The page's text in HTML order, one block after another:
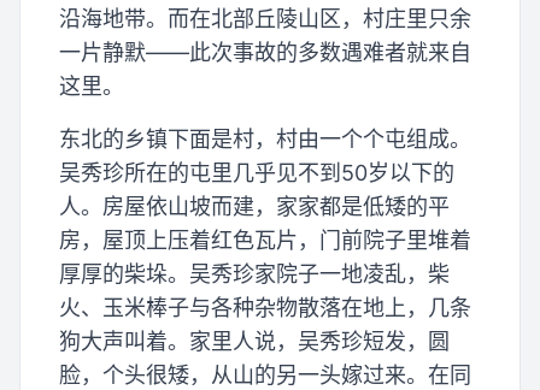
沿海地带。而在北部丘陵山区，村庄里只余
一片静默——此次事故的多数遇难者就来自
这里。
东北的乡镇下面是村，村由一个个屯组成。
吴秀珍所在的屯里几乎见不到50岁以下的
人。房屋依山坡而建，家家都是低矮的平
房，屋顶上压着红色瓦片，门前院子里堆着
厚厚的柴垛。吴秀珍家院子一地凌乱，柴
火、玉米棒子与各种杂物散落在地上，几条
狗大声叫着。家里人说，吴秀珍短发，圆
脸，个头很矮，从山的另一头嫁过来。在同